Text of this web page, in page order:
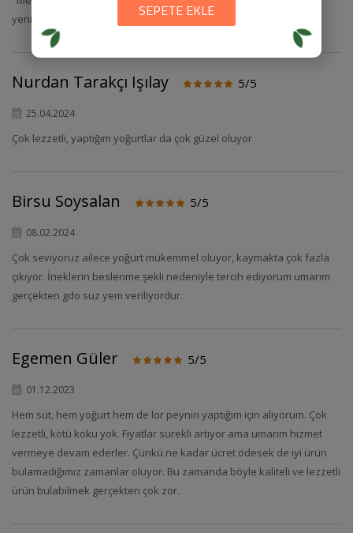
yenidan satışa sunmuş olacağız. Teşekkürler. Eski Tadında"
Nurdan Tarakçı Işılay 5/5
25.04.2024
Çok lezzetli, yaptığım yoğurtlar da çok güzel oluyor
Birsu Soysalan 5/5
08.02.2024
Çok seviyoruz ailece yoğurt mükemmel oluyor, kaymakta çok fazla
çıkıyor. İneklerin beslenme şekli nedeniyle tercih ediyorum umarım
gerçekten gdo suz yem veriliyordur.
Egemen Güler 5/5
01.12.2023
Hem süt, hem yoğurt hem de lor peyniri yaptığım için alıyorum. Çok
lezzetli, kötü koku yok. Fiyatlar sürekli artıyor ama umarım hizmet
vermeye devam ederler. Çünkü ne kadar ücret ödesek de iyi ürün
bulamadığımız zamanlar oluyor. Bu zamanda böyle kaliteli ve lezzetli
ürün bulabilmek gerçekten çok zor.
SEPETE EKLE